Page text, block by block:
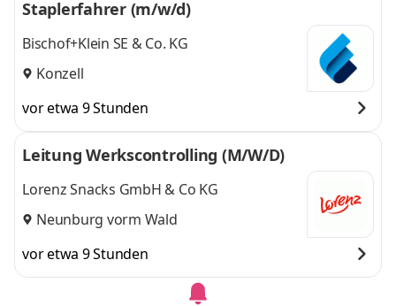
Staplerfahrer (m/w/d)
Bischof+Klein SE & Co. KG
Konzell
vor etwa 9 Stunden
Leitung Werkscontrolling (M/W/D)
Lorenz Snacks GmbH & Co KG
Neunburg vorm Wald
vor etwa 9 Stunden